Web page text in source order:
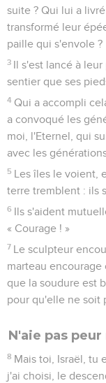
suite ? Qui lui a
transformé leur
paille qui s'envole ?
3 Il s'est lancé à
sentier que ses
4 Qui a accompli
a convoqué les
moi, l'Eternel, qui
avec les
5 Les îles le voient,
terre tremblent : ils
6 Ils s'aident
« Courage ! »
7 Le sculpteur
marteau
que la soudure est
pour qu'elle ne soit
N'aie pas
8 Mais toi, Israël, tu
j'ai choisi, le